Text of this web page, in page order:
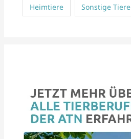
Heimtiere Sonstige Tiere